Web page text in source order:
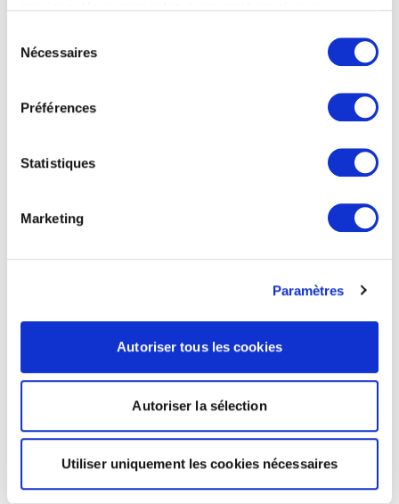
Nécessaires
Préférences
Statistiques
Marketing
Paramètres
Autoriser tous les cookies
Autoriser la sélection
Utiliser uniquement les cookies nécessaires